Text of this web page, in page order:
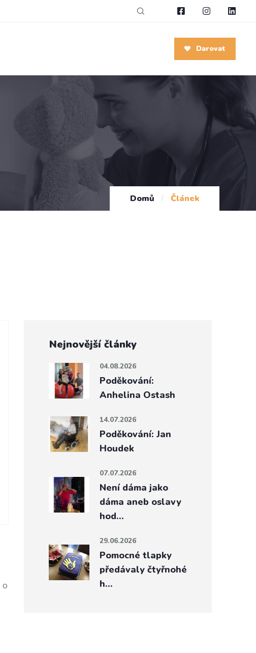
Darovat
Domů / Článek
o
Nejnovější články
04.08.2026
Poděkování:
Anhelina Ostash
14.07.2026
Poděkování: Jan
Houdek
07.07.2026
Není dáma jako
dáma aneb oslavy
hod…
29.06.2026
Pomocné tlapky
předávaly čtyřnohé
h…